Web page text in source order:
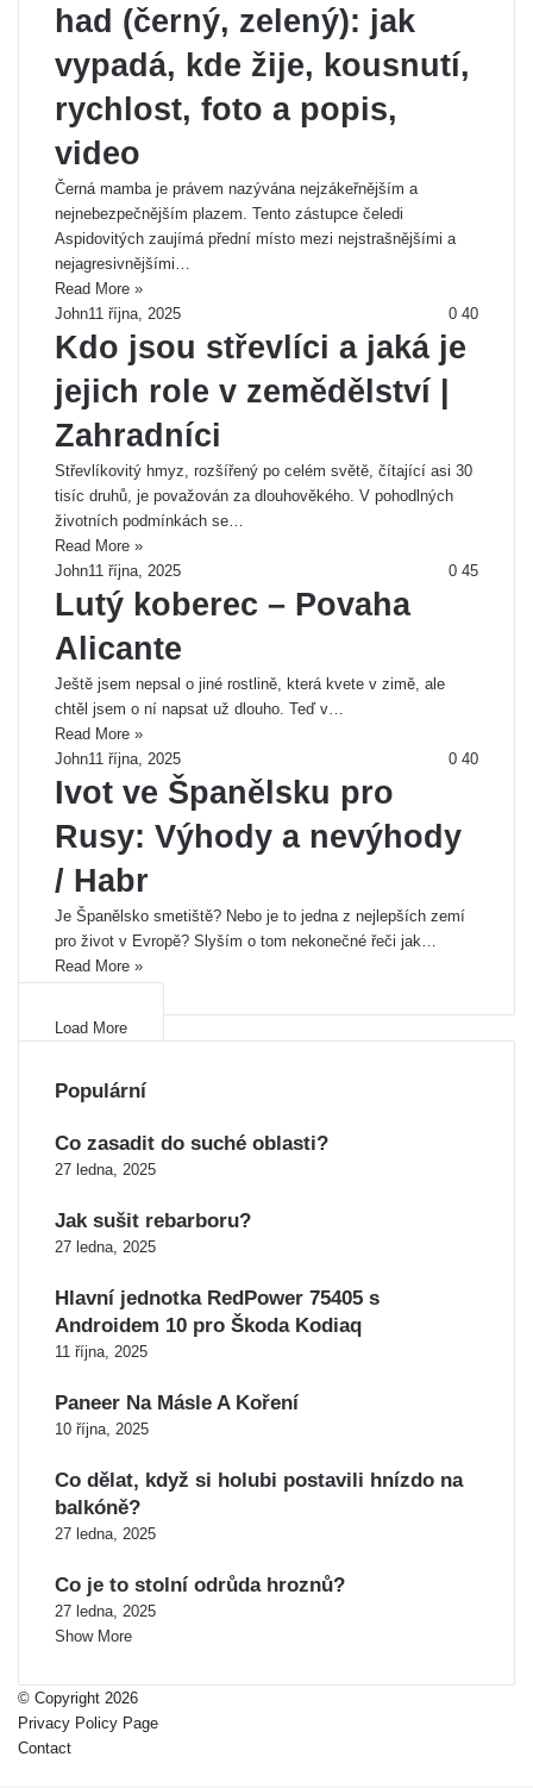
had (černý, zelený): jak
vypadá, kde žije, kousnutí,
rychlost, foto a popis,
video
Černá mamba je právem nazývána nejzákeřnějším a
nejnebezpečnějším plazem. Tento zástupce čeledi
Aspidovitých zaujímá přední místo mezi nejstrašnějšími a
nejagresivnějšími…
Read More »
John11 října, 2025 0 40
Kdo jsou střevlíci a jaká je
jejich role v zemědělství |
Zahradníci
Střevlíkovitý hmyz, rozšířený po celém světě, čítající asi 30
tisíc druhů, je považován za dlouhověkého. V pohodlných
životních podmínkách se…
Read More »
John11 října, 2025 0 45
Lutý koberec – Povaha
Alicante
Ještě jsem nepsal o jiné rostlině, která kvete v zimě, ale
chtěl jsem o ní napsat už dlouho. Teď v…
Read More »
John11 října, 2025 0 40
Ivot ve Španělsku pro
Rusy: Výhody a nevýhody
/ Habr
Je Španělsko smetiště? Nebo je to jedna z nejlepších zemí
pro život v Evropě? Slyším o tom nekonečné řeči jak…
Read More »
Load More
Populární
Co zasadit do suché oblasti?
27 ledna, 2025
Jak sušit rebarboru?
27 ledna, 2025
Hlavní jednotka RedPower 75405 s
Androidem 10 pro Škoda Kodiaq
11 října, 2025
Paneer Na Másle A Koření
10 října, 2025
Co dělat, když si holubi postavili hnízdo na
balkóně?
27 ledna, 2025
Co je to stolní odrůda hroznů?
27 ledna, 2025
Show More
© Copyright 2026
Privacy Policy Page
Contact